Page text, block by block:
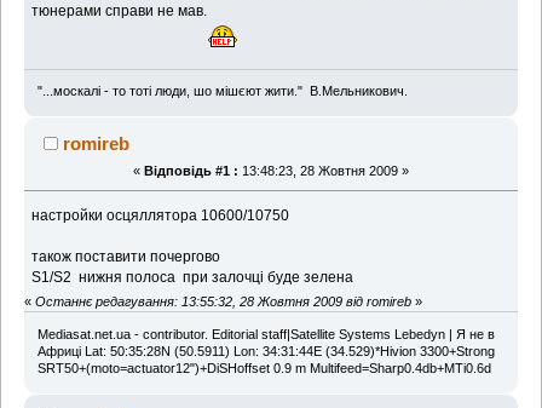
тюнерами справи не мав.
"...москалі - то тоті люди, шо мішєют жити." В.Мельникович.
romireb
« Відповідь #1 : 13:48:23, 28 Жовтня 2009 »
настройки осцяллятора 10600/10750
також поставити почергово
S1/S2 нижня полоса при залочці буде зелена
« Останнє редагування: 13:55:32, 28 Жовтня 2009 від romireb »
Mediasat.net.ua - contributor. Editorial staff|Satellite Systems Lebedyn | Я не в
Африці Lat: 50:35:28N (50.5911) Lon: 34:31:44E (34.529)*Нivion 3300+Strong
SRT50+(moto=actuator12")+DiSHoffset 0.9 m Multifeed=Sharp0.4db+MTi0.6d